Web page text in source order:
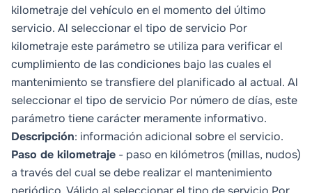
kilometraje del vehículo en el momento del último
servicio. Al seleccionar el tipo de servicio Por
kilometrajeeste parámetro se utiliza para verificar el
cumplimiento de las condiciones bajo las cuales el
mantenimiento se transfiere del planificado al actual. Al
seleccionar el tipo de servicio Por número de días, este
parámetro tiene carácter meramente informativo.
Descripción: información adicional sobre el servicio.
Paso de kilometraje - paso en kilómetros (millas, nudos)
a través del cual se debe realizar el mantenimiento